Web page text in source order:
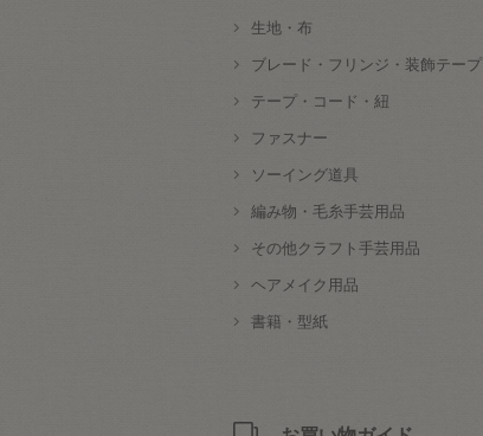
生地・布
ブレード・フリンジ・装飾テープ
テープ・コード・紐
ファスナー
ソーイング道具
編み物・毛糸手芸用品
その他クラフト手芸用品
ヘアメイク用品
書籍・型紙